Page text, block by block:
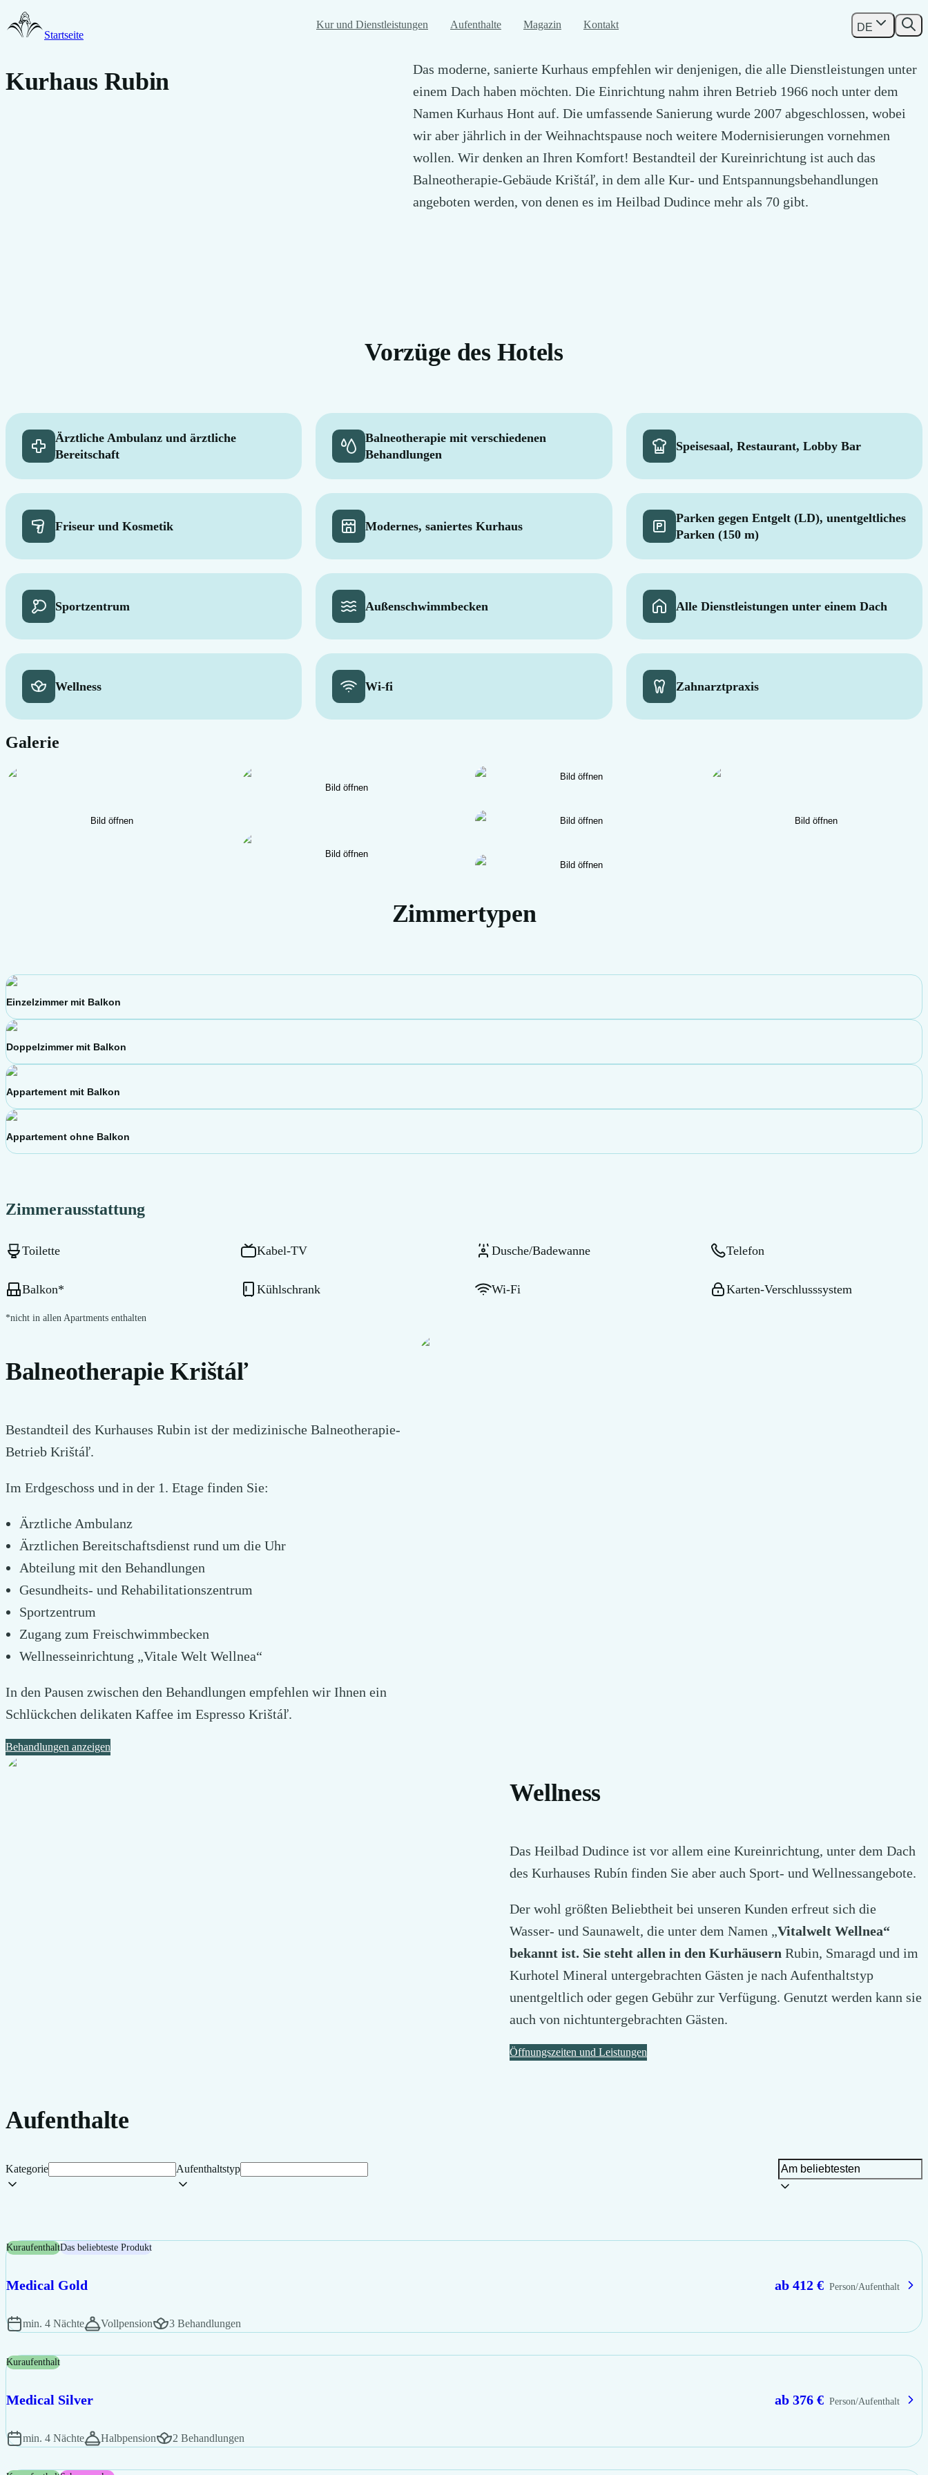
Startseite
Kur und Dienstleistungen Aufenthalte Magazin Kontakt DE
Kurhaus Rubin
Das moderne, sanierte Kurhaus empfehlen wir denjenigen, die alle Dienstleistungen unter
einem Dach haben möchten. Die Einrichtung nahm ihren Betrieb 1966 noch unter dem
Namen Kurhaus Hont auf. Die umfassende Sanierung wurde 2007 abgeschlossen, wobei
wir aber jährlich in der Weihnachtspause noch weitere Modernisierungen vornehmen
wollen. Wir denken an Ihren Komfort! Bestandteil der Kureinrichtung ist auch das
Balneotherapie-Gebäude Krištáľ, in dem alle Kur- und Entspannungsbehandlungen
angeboten werden, von denen es im Heilbad Dudince mehr als 70 gibt.
Vorzüge des Hotels
Ärztliche Ambulanz und ärztliche
Bereitschaft
Balneotherapie mit verschiedenen
Behandlungen
Speisesaal, Restaurant, Lobby Bar
Friseur und Kosmetik Modernes, saniertes Kurhaus
Parken gegen Entgelt (LD), unentgeltliches
Parken (150 m)
Sportzentrum Außenschwimmbecken Alle Dienstleistungen unter einem Dach
Wellness Wi-fi Zahnarztpraxis
Galerie
Bild öffnen
Bild öffnen
Bild öffnen
Bild öffnen
Bild öffnen
Bild öffnen
Bild öffnen
Zimmertypen
Einzelzimmer mit Balkon
Doppelzimmer mit Balkon
Appartement mit Balkon
Appartement ohne Balkon
Zimmerausstattung
Toilette Kabel-TV Dusche/Badewanne Telefon
Balkon* Kühlschrank Wi-Fi Karten-Verschlusssystem
*nicht in allen Apartments enthalten
Balneotherapie Krištáľ
Bestandteil des Kurhauses Rubin ist der medizinische Balneotherapie-
Betrieb Krištáľ.
Im Erdgeschoss und in der 1. Etage finden Sie:
Ärztliche Ambulanz
Ärztlichen Bereitschaftsdienst rund um die Uhr
Abteilung mit den Behandlungen
Gesundheits- und Rehabilitationszentrum
Sportzentrum
Zugang zum Freischwimmbecken
Wellnesseinrichtung „Vitale Welt Wellnea“
In den Pausen zwischen den Behandlungen empfehlen wir Ihnen ein
Schlückchen delikaten Kaffee im Espresso Krištáľ.
Behandlungen anzeigen
Wellness
Das Heilbad Dudince ist vor allem eine Kureinrichtung, unter dem Dach
des Kurhauses Rubín finden Sie aber auch Sport- und Wellnessangebote.
Der wohl größten Beliebtheit bei unseren Kunden erfreut sich die
Wasser- und Saunawelt, die unter dem Namen „Vitalwelt Wellnea“
bekannt ist. Sie steht allen in den KurhäusernRubin, Smaragd und im
Kurhotel Mineral untergebrachten Gästen je nach Aufenthaltstyp
unentgeltlich oder gegen Gebühr zur Verfügung. Genutzt werden kann sie
auch von nichtuntergebrachten Gästen.
Öffnungszeiten und Leistungen
Aufenthalte
Kategorie Aufenthaltstyp
KuraufenthaltDas beliebteste Produkt
Medical Gold ab 412 € Person/Aufenthalt
min. 4 Nächte Vollpension 3 Behandlungen
Kuraufenthalt
Medical Silver ab 376 € Person/Aufenthalt
min. 4 Nächte Halbpension 2 Behandlungen